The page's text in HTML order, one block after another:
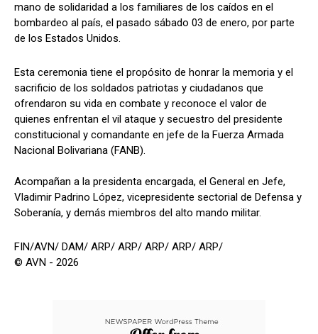
mano de solidaridad a los familiares de los caídos en el
bombardeo al país, el pasado sábado 03 de enero, por parte
de los Estados Unidos.
Esta ceremonia tiene el propósito de honrar la memoria y el
sacrificio de los soldados patriotas y ciudadanos que
ofrendaron su vida en combate y reconoce el valor de
quienes enfrentan el vil ataque y secuestro del presidente
constitucional y comandante en jefe de la Fuerza Armada
Nacional Bolivariana (FANB).
Acompañan a la presidenta encargada, el General en Jefe,
Vladimir Padrino López, vicepresidente sectorial de Defensa y
Soberanía, y demás miembros del alto mando militar.
FIN/AVN/ DAM/ ARP/ ARP/ ARP/ ARP/ ARP/
© AVN - 2026